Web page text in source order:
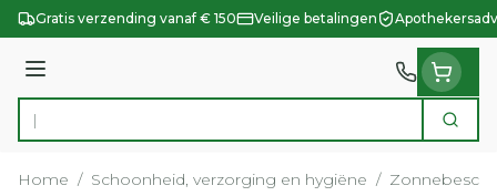
Ga naar de inhoud
Gratis verzending vanaf € 150 Veilige betalingen
Menu
Product, merk, categorie... Zoek
Home / Schoonheid, verzorging en hygiëne /